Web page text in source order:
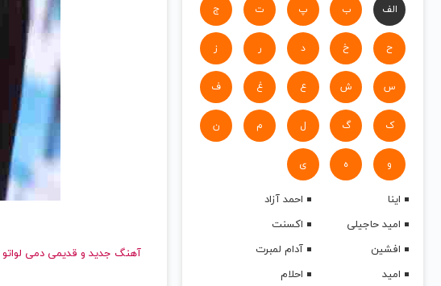
الف ب پ ت ج
ح خ د ر ز
س ش ع غ ف
ک گ ل م ن
و ه ی
اینا
احمد آزاد
امید حاجیلی
اکسنت
افشین
آدام لمبرت
امید
احلام
آهنگ جدید